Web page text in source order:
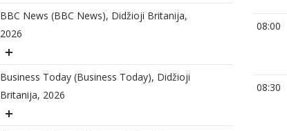
BBC News (BBC News), Didžioji Britanija,
2026
Business Today (Business Today), Didžioji
Britanija, 2026
08:00
08:30